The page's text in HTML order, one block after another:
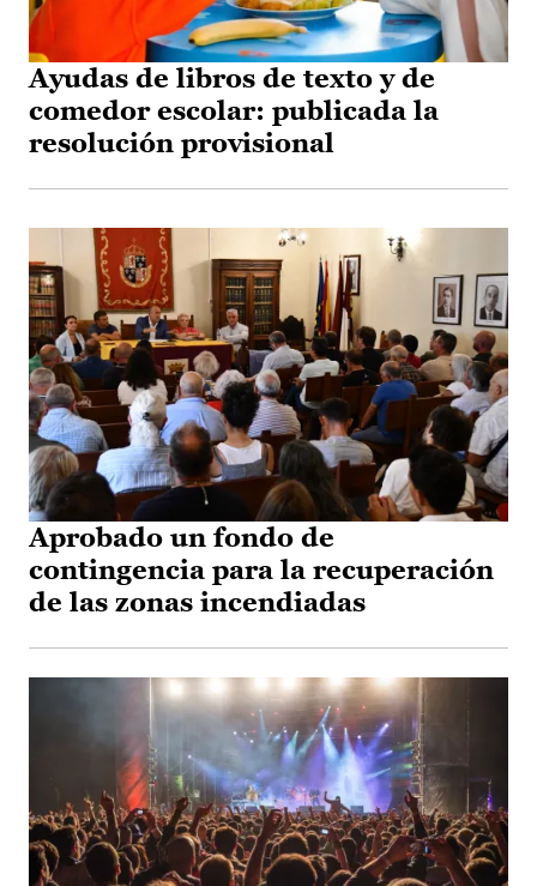
Ayudas de libros de texto y de
comedor escolar: publicada la
resolución provisional
Aprobado un fondo de
contingencia para la recuperación
de las zonas incendiadas